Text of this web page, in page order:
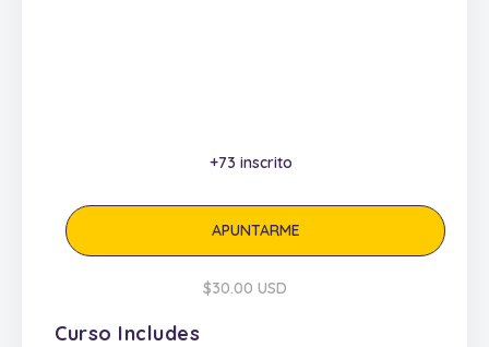
+73 inscrito
APUNTARME
$30.00 USD
Curso Includes